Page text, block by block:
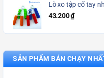
Lò xo tập cổ tay
43.200₫
SẢN PHẨM BÁN CHẠY